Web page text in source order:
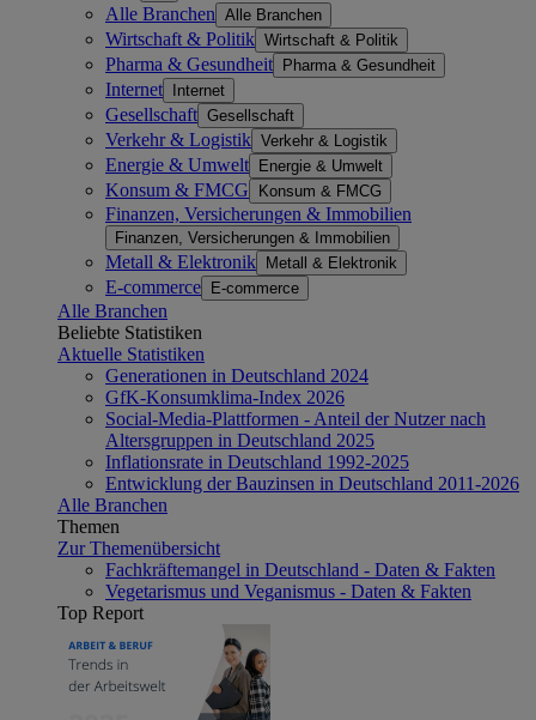
Alle Branchen Alle Branchen
Wirtschaft & Politik Wirtschaft & Politik
Pharma & Gesundheit Pharma & Gesundheit
Internet Internet
Gesellschaft Gesellschaft
Verkehr & Logistik Verkehr & Logistik
Energie & Umwelt Energie & Umwelt
Konsum & FMCG Konsum & FMCG
Finanzen, Versicherungen & Immobilien
Finanzen, Versicherungen & Immobilien
Metall & Elektronik Metall & Elektronik
E-commerce E-commerce
Alle Branchen
Beliebte Statistiken
Aktuelle Statistiken
Generationen in Deutschland 2024
GfK-Konsumklima-Index 2026
Social-Media-Plattformen - Anteil der Nutzer nach
Altersgruppen in Deutschland 2025
Inflationsrate in Deutschland 1992-2025
Entwicklung der Bauzinsen in Deutschland 2011-2026
Alle Branchen
Themen
Zur Themenübersicht
Fachkräftemangel in Deutschland - Daten & Fakten
Vegetarismus und Veganismus - Daten & Fakten
Top Report